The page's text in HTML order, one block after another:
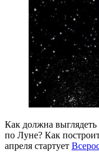
Как должна выглядеть
по Луне? Как
апреля стартует